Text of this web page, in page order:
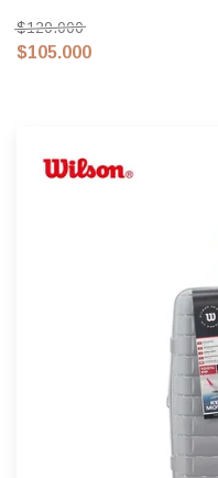
$120.000
$105.000